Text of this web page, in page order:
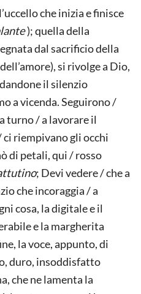
che inizia e finisce
); quella della
dal sacrificio della
si rivolge a Dio,
il silenzio
a vicenda. Seguirono /
turno / a lavorare il
riempivano gli occhi
di petali, qui / rosso
; Devi vedere / che a
che incoraggia / a
cosa, la digitale e il
e la margherita
la voce, appunto, di
duro, insoddisfatto
che ne lamenta la